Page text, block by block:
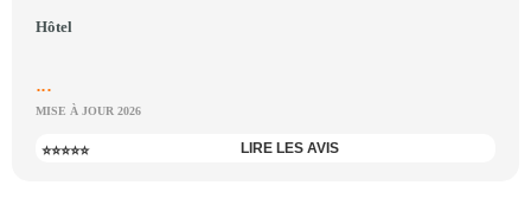
Hôtel
...
MISE À JOUR 2026
⭐⭐⭐⭐⭐ LIRE LES AVIS